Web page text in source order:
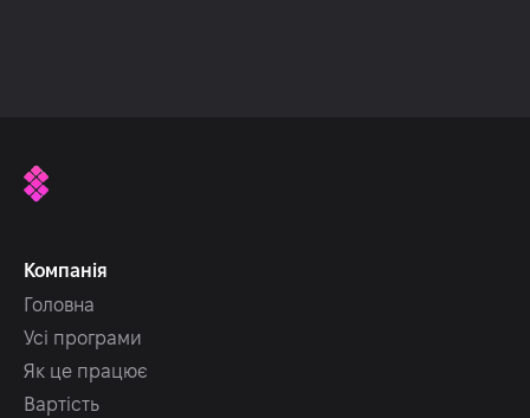
Компанія
Головна
Усі програми
Як це працює
Вартість